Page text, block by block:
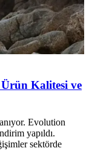
Ürün Kalitesi ve
Evolution
yapıldı.
sektörde